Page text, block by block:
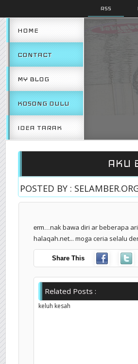
RSS
HOME
CONTACT
MY BLOG
KOSONG DULU
IDEA TARAK
AKU
POSTED BY :
erm...nak bawa diri ar beberapa
halaqah.net... moga ceria selalu
Share This
Related Posts :
keluh kesah